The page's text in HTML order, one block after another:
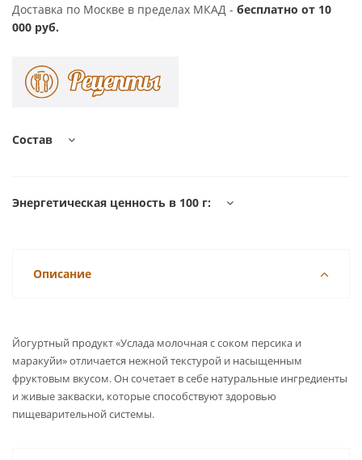
Доставка по Москве в пределах МКАД - бесплатно от 10
000 руб.
Состав
Энергетическая ценность в 100 г:
Описание
Йогуртный продукт «Услада молочная с соком персика и
маракуйи» отличается нежной текстурой и насыщенным
фруктовым вкусом. Он сочетает в себе натуральные ингредиенты
и живые закваски, которые способствуют здоровью
пищеварительной системы.